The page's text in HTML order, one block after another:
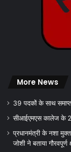
More News
39 पदकों के साथ
सीआईएमएस कालेज के
प्रधानमंत्री के नशा
जोशी ने बताया